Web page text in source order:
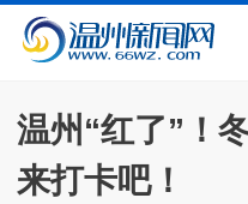
温州“红了”！
来打卡吧！